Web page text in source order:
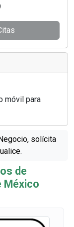
móvil para
solícita
de
México